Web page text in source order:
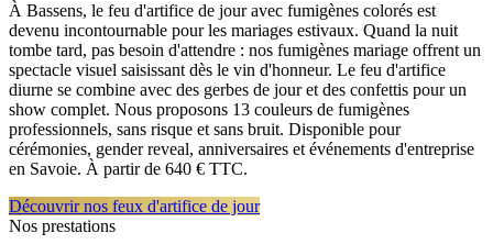
À Bassens, le feu d'artifice de jour avec fumigènes colorés est
devenu incontournable pour les mariages estivaux. Quand la nuit
tombe tard, pas besoin d'attendre : nos fumigènes mariage offrent un
spectacle visuel saisissant dès le vin d'honneur. Le feu d'artifice
diurne se combine avec des gerbes de jour et des confettis pour un
show complet. Nous proposons 13 couleurs de fumigènes
professionnels, sans risque et sans bruit. Disponible pour
cérémonies, gender reveal, anniversaires et événements d'entreprise
en Savoie. À partir de 640 € TTC.
Découvrir nos feux d'artifice de jour
Nos prestations